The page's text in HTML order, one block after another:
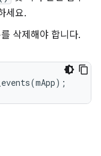
세요.
삭제해야 합니다.
(mApp);